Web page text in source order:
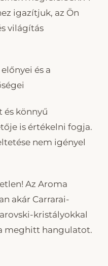
igazítjuk, az Ön
világítás
és a
és könnyű
is értékelni fogja.
nem igényel
Az Aroma
akár Carrarai-
kristályokkal
meghitt hangulatot.